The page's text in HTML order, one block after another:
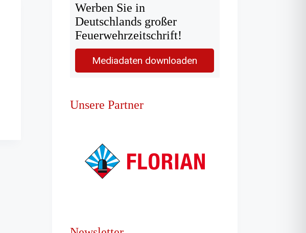
Werben Sie in
Deutschlands großer
Feuerwehrzeitschrift!
Mediadaten downloaden
Unsere Partner